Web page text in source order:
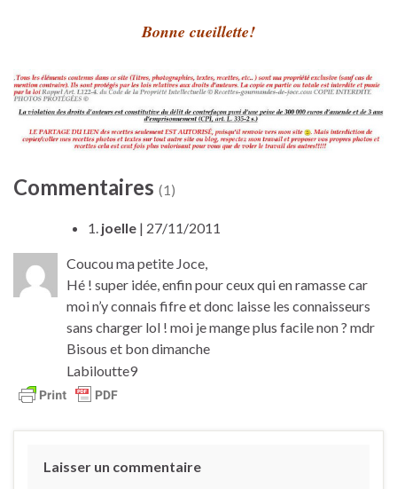
Bonne cueillette!
Commentaires (1)
1. joelle | 27/11/2011
Coucou ma petite Joce,
Hé ! super idée, enfin pour ceux qui en ramasse car
moi n’y connais fifre et donc laisse les connaisseurs
sans charger lol ! moi je mange plus facile non ? mdr
Bisous et bon dimanche
Labiloutte9
Laisser un commentaire